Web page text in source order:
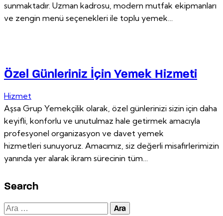
sunmaktadır. Uzman kadrosu, modern mutfak ekipmanları
ve zengin menü seçenekleri ile toplu yemek…
Özel Günleriniz İçin Yemek Hizmeti
Hizmet
Aşsa Grup Yemekçilik olarak, özel günlerinizi sizin için daha
keyifli, konforlu ve unutulmaz hale getirmek amacıyla
profesyonel organizasyon ve davet yemek
hizmetleri sunuyoruz. Amacımız, siz değerli misafirlerimizin
yanında yer alarak ikram sürecinin tüm…
Search